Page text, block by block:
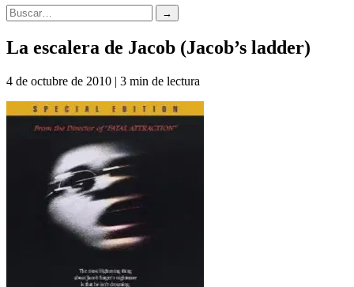
→
La escalera de Jacob (Jacob’s ladder)
4 de octubre de 2010 | 3 min de lectura